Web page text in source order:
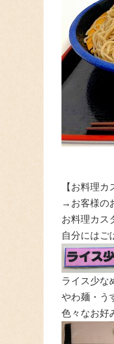
【お料理
→お客様の
お料理カス
自分にはご
ライス少な
やわ麺・う
色々なお好